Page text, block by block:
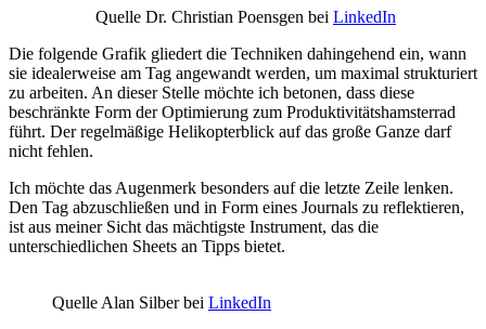
Quelle Dr. Christian Poensgen bei LinkedIn
Die folgende Grafik gliedert die Techniken dahingehend ein, wann
sie idealerweise am Tag angewandt werden, um maximal strukturiert
zu arbeiten. An dieser Stelle möchte ich betonen, dass diese
beschränkte Form der Optimierung zum Produktivitätshamsterrad
führt. Der regelmäßige Helikopterblick auf das große Ganze darf
nicht fehlen.
Ich möchte das Augenmerk besonders auf die letzte Zeile lenken.
Den Tag abzuschließen und in Form eines Journals zu reflektieren,
ist aus meiner Sicht das mächtigste Instrument, das die
unterschiedlichen Sheets an Tipps bietet.
Quelle Alan Silber bei LinkedIn